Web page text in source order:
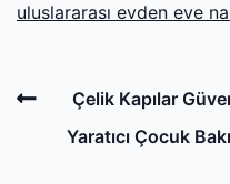
uluslararası evden eve
Post
navigation
PreviousÇelik Kapılar
Yaratıcı Çocuk